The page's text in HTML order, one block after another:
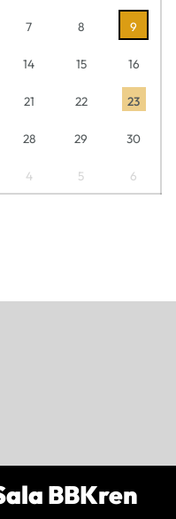
7 8 9
14 15 16
21 22 23
28 29 30
4 5 6
BBKren